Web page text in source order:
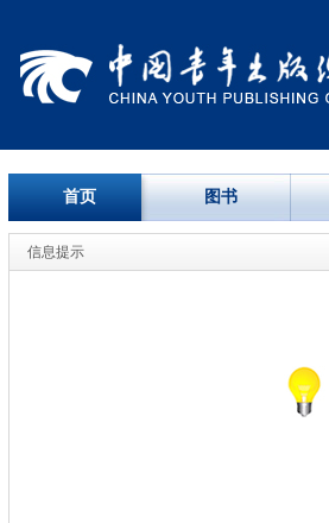
首页 图书
信息提示